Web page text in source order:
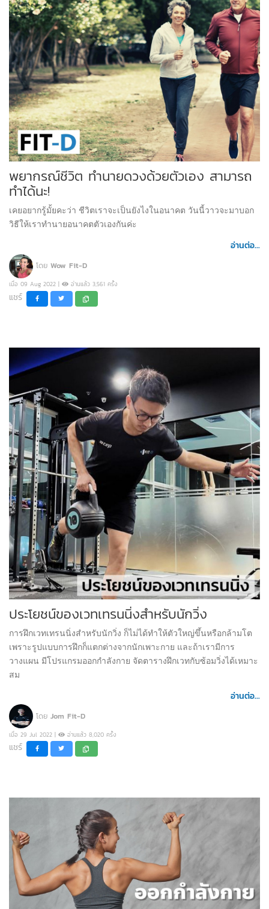
พยากรณ์ชีวิต ทำนายดวงด้วยตัวเอง สามารถ
ทำได้นะ!
เคยอยากรู้มั้ยคะว่า ชีวิตเราจะเป็นยังไงในอนาคต วันนี้วาวจะมาบอก
วิธีให้เราทำนายอนาคตตัวเองกันค่ะ
อ่านต่อ...
โดย Wow Fit-D
เมื่อ 09 Aug 2022 | อ่านแล้ว 3,561 ครั้ง
แชร์
ประโยชน์ของเวทเทรนนิ่งสำหรับนักวิ่ง
การฝึกเวทเทรนนิ่งสำหรับนักวิ่ง ก็ไม่ได้ทำให้ตัวใหญ่ขึ้นหรือกล้ามโต
เพราะรูปแบบการฝึกก็แตกต่างจากนักเพาะกาย และถ้าเรามีการ
วางแผน มีโปรแกรมออกกำลังกาย จัดตารางฝึกเวทกับซ้อมวิ่งได้เหมาะ
สม
อ่านต่อ...
โดย Jom Fit-D
เมื่อ 29 Jul 2022 | อ่านแล้ว 8,020 ครั้ง
แชร์